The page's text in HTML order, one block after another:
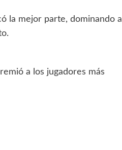
la mejor parte, dominando a
a los jugadores más